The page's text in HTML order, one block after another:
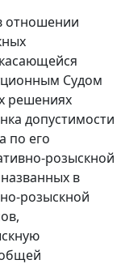
отношении
Судом
решениях
допустимости
по его
розыскной
в
розыскной